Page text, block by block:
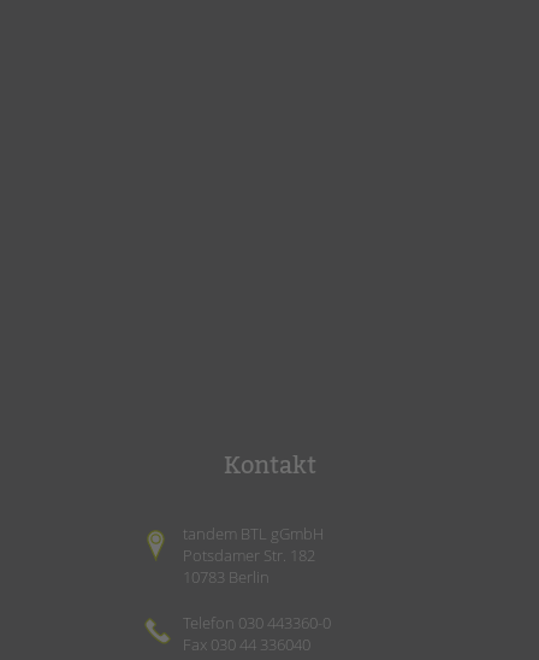
Kontakt
tandem BTL gGmbH
Potsdamer Str. 182
10783 Berlin
Telefon 030 443360-0
Fax 030 44 336040